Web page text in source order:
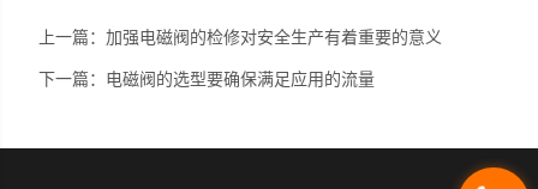
上一篇：加强电磁阀的检修对安全生产有着重要的意义
下一篇： 电磁阀的选型要确保满足应用的流量